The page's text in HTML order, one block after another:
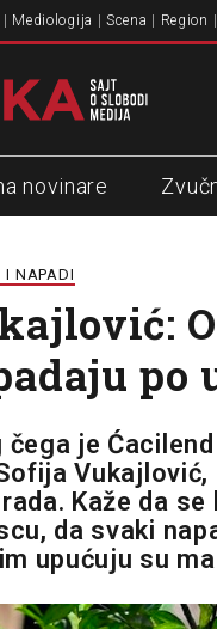
Mediologija Scena Region
novinare
I NAPADI
po
čega je
Vukajlović,
Kaže da
da svaki
upućuju su